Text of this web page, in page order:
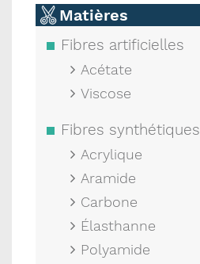
Matières
Fibres artificielles
Acétate
Viscose
Fibres synthétiques
Acrylique
Aramide
Carbone
Élasthanne
Polyamide